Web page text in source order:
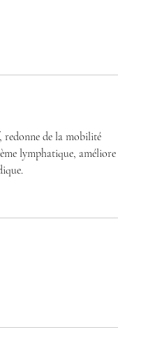
redonne de la mobilité
lymphatique, améliore